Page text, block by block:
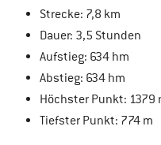
Strecke: 7,8 km
Dauer: 3,5 Stunden
Aufstieg: 634 hm
Abstieg: 634 hm
Höchster Punkt: 1379
Tiefster Punkt: 774 m